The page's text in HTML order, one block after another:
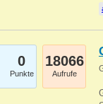
0
Punkte
18066
Aufrufe